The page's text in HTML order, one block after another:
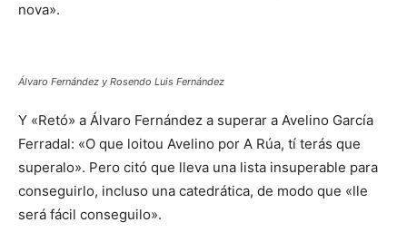
nova».
Álvaro Fernández y Rosendo Luis Fernández
Y «Retó» a Álvaro Fernández a superar a Avelino García
Ferradal: «O que loitou Avelino por A Rúa, tí terás que
superalo». Pero citó que lleva una lista insuperable para
conseguirlo, incluso una catedrática, de modo que «lle
será fácil conseguilo».